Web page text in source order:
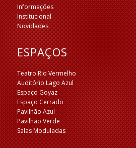
Informações
Institucional
Novidades
ESPAÇOS
Teatro Rio Vermelho
Auditório Lago Azul
Espaço Goyaz
Espaço Cerrado
Pavilhão Azul
Pavilhão Verde
Salas Moduladas